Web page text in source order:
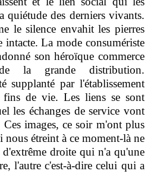
quiétude des derniers vivants.
le silence envahit les pierres
intacte. La mode consumériste
son héroïque commerce
la grande distribution.
supplanté par l'établissement
fins de vie. Les liens se sont
les échanges de service vont
images, ce soir m'ont plus
étreint à ce moment-là ne
droite qui n'a qu'une
l'autre c'est-à-dire celui qui a